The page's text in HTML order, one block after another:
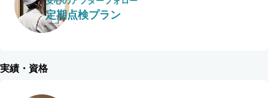
定期点検プラン
実績・資格